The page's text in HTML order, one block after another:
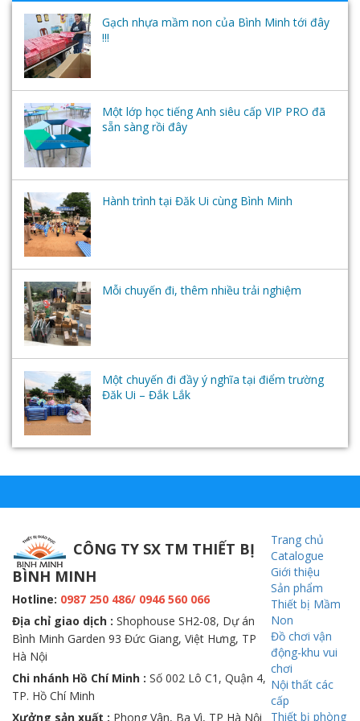
Gạch nhựa mầm non của Bình Minh tới đây
!!!
Một lớp học tiếng Anh siêu cấp VIP PRO đã
sẵn sàng rồi đây
Hành trình tại Đăk Ui cùng Bình Minh
Mỗi chuyến đi, thêm nhiều trải nghiệm
Một chuyến đi đầy ý nghĩa tại điểm trường
Đăk Ui – Đắk Lắk
CÔNG TY SX TM THIẾT BỊ
BÌNH MINH
Hotline: 0987 250 486/ 0946 560 066
Địa chỉ giao dịch : Shophouse SH2-08, Dự án
Bình Minh Garden 93 Đức Giang, Việt Hưng, TP
Hà Nội
Chi nhánh Hồ Chí Minh : Số 002 Lô C1, Quận 4,
TP. Hồ Chí Minh
Xưởng sản xuất : Phong Vân, Ba Vì, TP Hà Nội
Trang chủ
Catalogue
Giới thiệu
Sản phẩm
Thiết bị Mầm
Non
Đồ chơi vận
động-khu vui
chơi
Nội thất các
cấp
Thiết bị phòng